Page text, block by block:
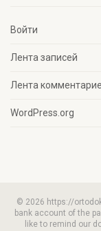
Войти
Лента записей
Лента
WordPress.org
© 2026 https://
bank account of the
like to remind our